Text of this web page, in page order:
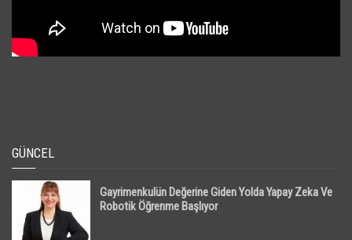
GÜNCEL
Gayrimenkulün Değerine Giden Yolda Yapay Zeka Ve
Robotik Öğrenme Başlıyor